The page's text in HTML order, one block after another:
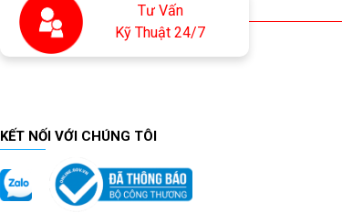
Tư Vấn
Kỹ Thuật 24/7
KẾT NỐI VỚI CHÚNG TÔI